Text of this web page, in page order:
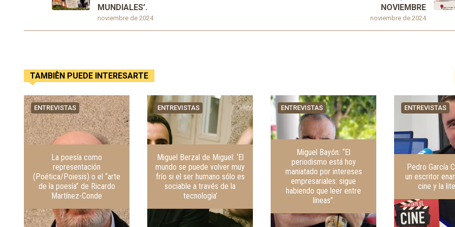
noviembre de 2024
MUNDIALES’.
noviembre de 2024
NOVIEMBRE
TAMBIÈN PUEDE INTERESARTE
ENTREVISTAS
La poesía como
representación
(Poética/Poiesis) o el “arte
de la poesía” de Ricardo
Martínez-Conde
ENTREVISTAS
Miguel Berzal de Miguel: ‘El
mundo se puede volver muy
frío si el ser humano sólo es
sociable a través de la
tecnología’
ENTREVISTAS
Miguel Bayón: “El
periodismo está hoy
maniatado por intereses
empresariales: sigue
habiendo que leer entre
líneas”.
ENTREVISTAS
Pedro García
un escritor
cine y la